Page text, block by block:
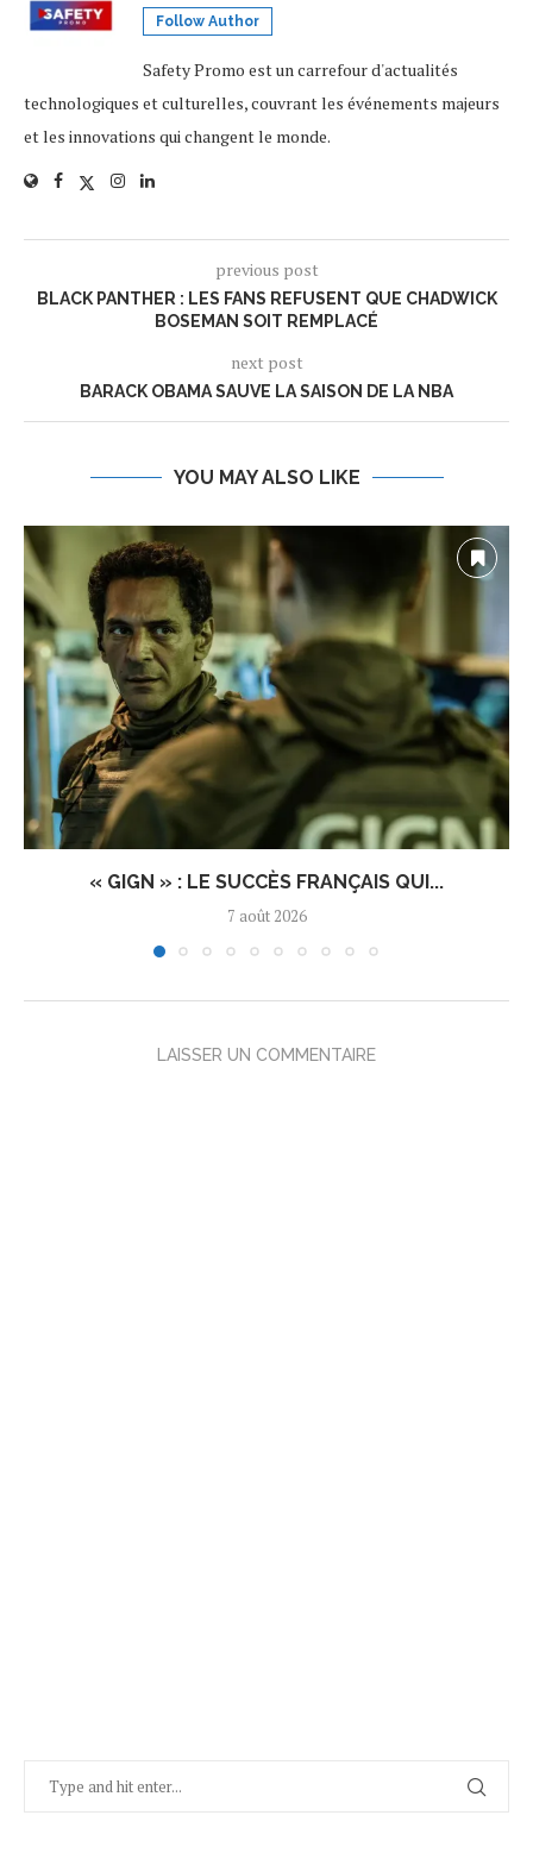
Follow Author
Safety Promo est un carrefour d'actualités
technologiques et culturelles, couvrant les événements majeurs
et les innovations qui changent le monde.
previous post
BLACK PANTHER : LES FANS REFUSENT QUE CHADWICK
BOSEMAN SOIT REMPLACÉ
next post
BARACK OBAMA SAUVE LA SAISON DE LA NBA
YOU MAY ALSO LIKE
« GIGN » : LE SUCCÈS FRANÇAIS QUI...
7 août 2026
LAISSER UN COMMENTAIRE